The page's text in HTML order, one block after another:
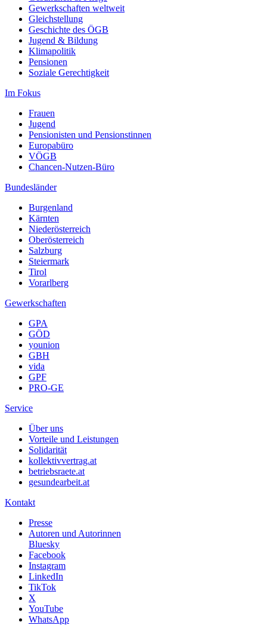
Gewerkschaften weltweit
Gleichstellung
Geschichte des ÖGB
Jugend & Bildung
Klimapolitik
Pensionen
Soziale Gerechtigkeit
Im Fokus
Frauen
Jugend
Pensionisten und Pensionstinnen
Europabüro
VÖGB
Chancen-Nutzen-Büro
Bundesländer
Burgenland
Kärnten
Niederösterreich
Oberösterreich
Salzburg
Steiermark
Tirol
Vorarlberg
Gewerkschaften
GPA
GÖD
younion
GBH
vida
GPF
PRO-GE
Service
Über uns
Vorteile und Leistungen
Solidarität
kollektivvertrag.at
betriebsraete.at
gesundearbeit.at
Kontakt
Presse
Autoren und Autorinnen
Bluesky
Facebook
Instagram
LinkedIn
TikTok
X
YouTube
WhatsApp